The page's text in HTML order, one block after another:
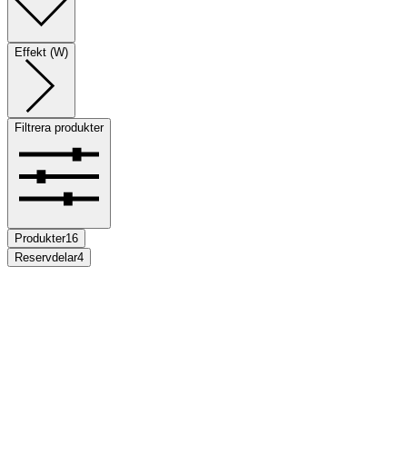
Effekt (W)
Filtrera produkter
Produkter16
Reservdelar4